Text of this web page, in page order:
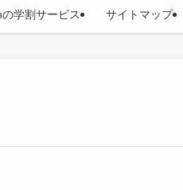
学割サービス サイトマップ